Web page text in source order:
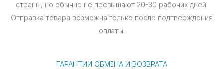
страны, но обычно не превышают 20-30 рабочих дней.
Отправка товара возможна только после подтверждения
оплаты.
ГАРАНТИИ ОБМЕНА И ВОЗВРАТА